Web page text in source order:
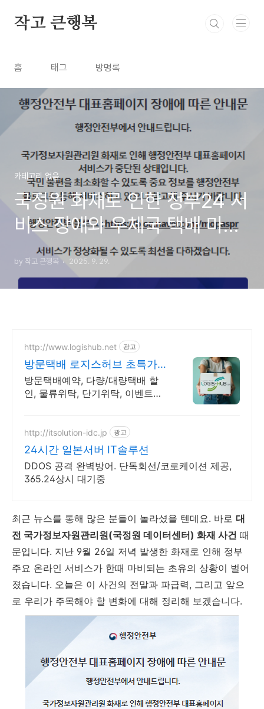
작고 큰행복
홈 태그 방명록
카테고리 없음
국정원 화재로 인한 정부24 서
비스 장애와 우체국 택배 마비,
무슨 일이?
by 작고 큰행복 2025. 9. 29.
http://www.logishub.net 광고
방문택배 로지스허브 초특가
방문택배
방문택배예약, 다량/대량택배 할
인, 물류위탁, 단기위탁, 이벤트발
http://itsolution-idc.jp 광고
24시간 일본서버 IT솔루션
DDOS 공격 완벽방어. 단독회선/코로케이션 제공,
365.24상시 대기중
최근 뉴스를 통해 많은 분들이 놀라셨을 텐데요. 바로 대
전 국가정보자원관리원(국정원 데이터센터) 화재 사건 때
문입니다. 지난 9월 26일 저녁 발생한 화재로 인해 정부
주요 온라인 서비스가 한때 마비되는 초유의 상황이 벌어
졌습니다. 오늘은 이 사건의 전말과 파급력, 그리고 앞으
로 우리가 주목해야 할 변화에 대해 정리해 보겠습니다.